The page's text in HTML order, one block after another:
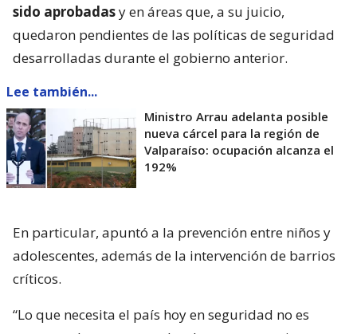
sido aprobadasy en áreas que, a su juicio,
quedaron pendientes de las políticas de seguridad
desarrolladas durante el gobierno anterior.
Lee también...
Ministro Arrau adelanta posible
nueva cárcel para la región de
Valparaíso: ocupación alcanza el
192%
En particular, apuntó a la prevención entre niños y
adolescentes, además de la intervención de barrios
críticos.
“Lo que necesita el país hoy en seguridad no es